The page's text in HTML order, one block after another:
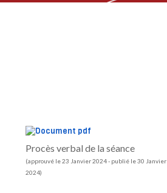
Procès verbal de la séance
(approuvé le 23 Janvier 2024 - publié le 30 Janvier
2024)